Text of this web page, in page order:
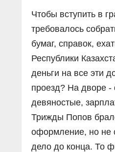
Чтобы вступить в
требовалось
бумаг, справок,
Республики
деньги на все эти
проезд? На дворе -
девяностые,
Трижды Попов
оформление, но не
дело до конца. То